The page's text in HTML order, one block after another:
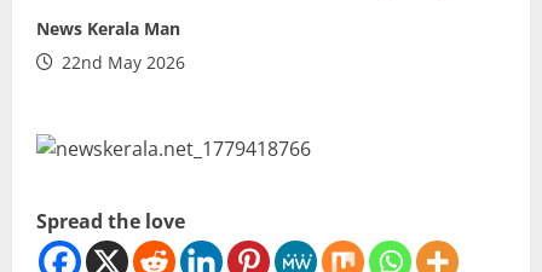
News Kerala Man
22nd May 2026
Spread the love